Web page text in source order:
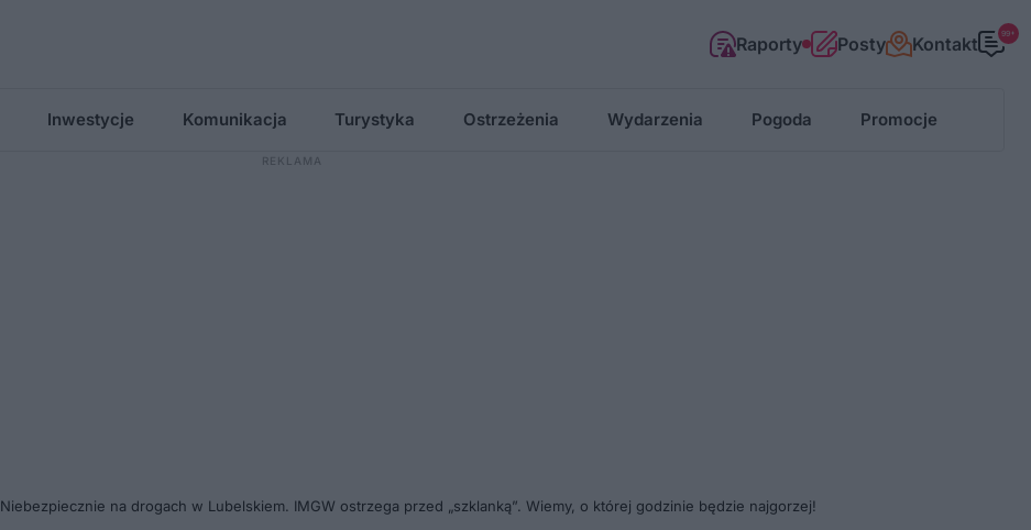
Raporty Posty Kontakt 99+
Inwestycje Komunikacja Turystyka Ostrzeżenia Wydarzenia Pogoda Promocje
Niebezpiecznie na drogach w Lubelskiem. IMGW ostrzega przed „szklanką”. Wiemy, o której godzinie będzie najgorzej!